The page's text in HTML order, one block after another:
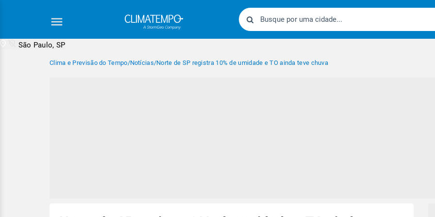
São Paulo, SP
Clima e Previsão do Tempo/Notícias/Norte de SP registra 10% de umidade e TO ainda teve chuva